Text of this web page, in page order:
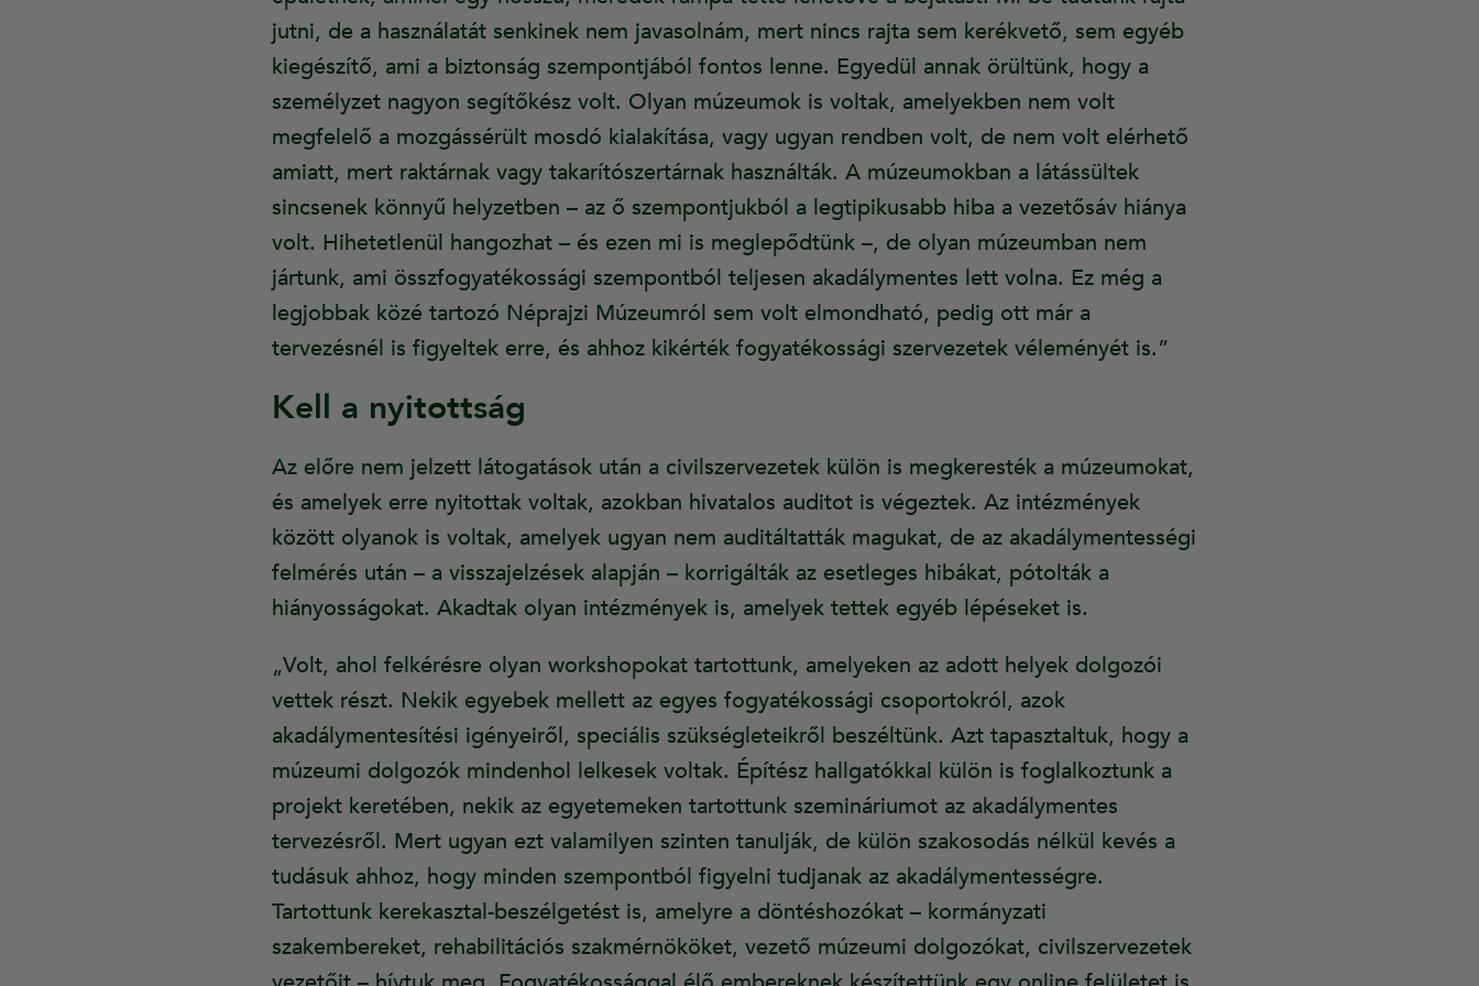
jutni, de a használatát senkinek nem javasolnám, mert nincs rajta sem kerékvető, sem egyéb
kiegészítő, ami a biztonság szempontjából fontos lenne. Egyedül annak örültünk, hogy a
személyzet nagyon segítőkész volt. Olyan múzeumok is voltak, amelyekben nem volt
megfelelő a mozgássérült mosdó kialakítása, vagy ugyan rendben volt, de nem volt elérhető
amiatt, mert raktárnak vagy takarítószertárnak használták. A múzeumokban a látássültek
sincsenek könnyű helyzetben – az ő szempontjukból a legtipikusabb hiba a vezetősáv hiánya
volt. Hihetetlenül hangozhat – és ezen mi is meglepődtünk –, de olyan múzeumban nem
jártunk, ami összfogyatékossági szempontból teljesen akadálymentes lett volna. Ez még a
legjobbak közé tartozó Néprajzi Múzeumról sem volt elmondható, pedig ott már a
tervezésnél is figyeltek erre, és ahhoz kikérték fogyatékossági szervezetek véleményét is.”
Kell a nyitottság
Az előre nem jelzett látogatások után a civilszervezetek külön is megkeresték a múzeumokat,
és amelyek erre nyitottak voltak, azokban hivatalos auditot is végeztek. Az intézmények
között olyanok is voltak, amelyek ugyan nem auditáltatták magukat, de az akadálymentességi
felmérés után – a visszajelzések alapján – korrigálták az esetleges hibákat, pótolták a
hiányosságokat. Akadtak olyan intézmények is, amelyek tettek egyéb lépéseket is.
„Volt, ahol felkérésre olyan workshopokat tartottunk, amelyeken az adott helyek dolgozói
vettek részt. Nekik egyebek mellett az egyes fogyatékossági csoportokról, azok
akadálymentesítési igényeiről, speciális szükségleteikről beszéltünk. Azt tapasztaltuk, hogy a
múzeumi dolgozók mindenhol lelkesek voltak. Építész hallgatókkal külön is foglalkoztunk a
projekt keretében, nekik az egyetemeken tartottunk szemináriumot az akadálymentes
tervezésről. Mert ugyan ezt valamilyen szinten tanulják, de külön szakosodás nélkül kevés a
tudásuk ahhoz, hogy minden szempontból figyelni tudjanak az akadálymentességre.
Tartottunk kerekasztal-beszélgetést is, amelyre a döntéshozókat – kormányzati
szakembereket, rehabilitációs szakmérnököket, vezető múzeumi dolgozókat, civilszervezetek